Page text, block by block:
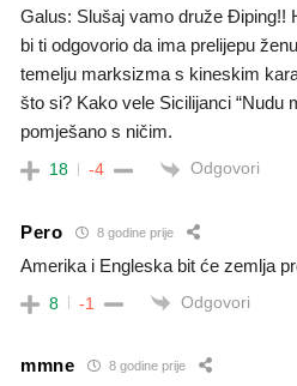
Galus: Slušaj vamo druže Điping!!
bi ti odgovorio da ima prelijepu
temelju marksizma s kineskim
što si? Kako vele Sicilijanci “Nudu
pomješano s ničim.
18 -4 Odgovori
Pero 8 godine prije
Amerika i Engleska bit će zemlja
8 -1 Odgovori
mmne 8 godine prije